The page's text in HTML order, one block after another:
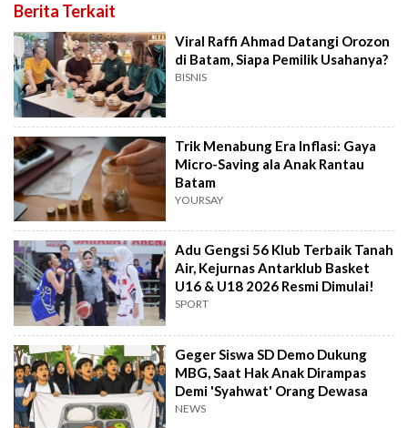
Berita Terkait
Viral Raffi Ahmad Datangi Orozon
di Batam, Siapa Pemilik Usahanya?
BISNIS
Trik Menabung Era Inflasi: Gaya
Micro-Saving ala Anak Rantau
Batam
YOURSAY
Adu Gengsi 56 Klub Terbaik Tanah
Air, Kejurnas Antarklub Basket
U16 & U18 2026 Resmi Dimulai!
SPORT
Geger Siswa SD Demo Dukung
MBG, Saat Hak Anak Dirampas
Demi 'Syahwat' Orang Dewasa
NEWS